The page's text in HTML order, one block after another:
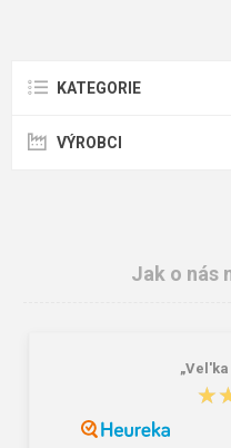
KATEGORIE
VÝROBCI
Jak o nás